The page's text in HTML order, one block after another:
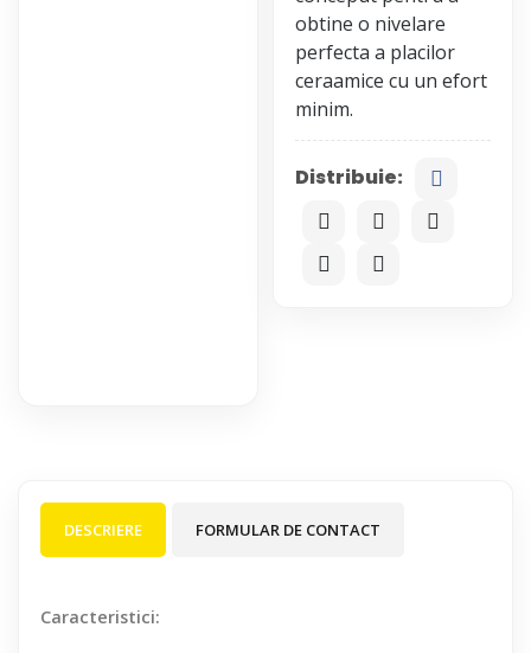
obtine o nivelare
perfecta a placilor
ceraamice cu un efort
Distribuie:
DESCRIERE FORMULAR DE CONTACT
Caracteristici: